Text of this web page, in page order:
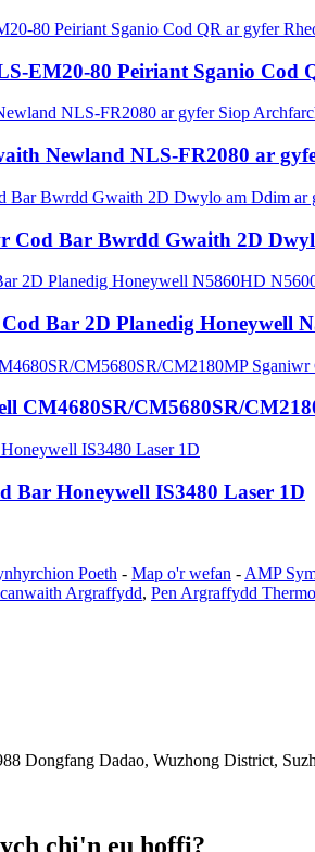
EM20-80 Peiriant Sganio Cod
Newland NLS-FR2080 ar
Cod Bar Bwrdd Gwaith 2D
Bar 2D Planedig Honeywell
CM4680SR/CM5680SR/
Bar Honeywell IS3480 Laser 1D
Poeth - Map o'r wefan - AMP
Argraffydd, Pen Argraffydd
Dongfang Dadao, Wuzhong District,
chi'n eu hoffi?